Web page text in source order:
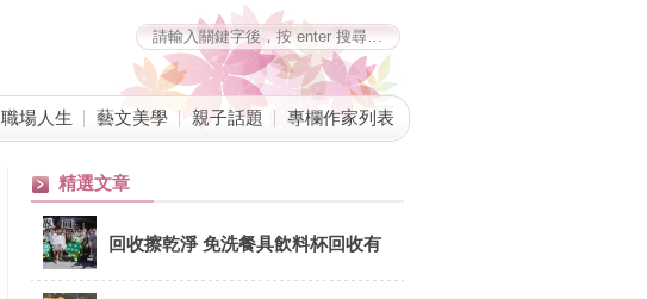
職場人生 藝文美學 親子話題 專欄作家列表
精選文章
回收擦乾淨 免洗餐具飲料杯回收有
撇步